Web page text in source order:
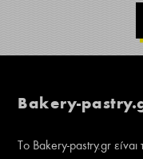
Bakery-
Το Bakery-pastry.gr